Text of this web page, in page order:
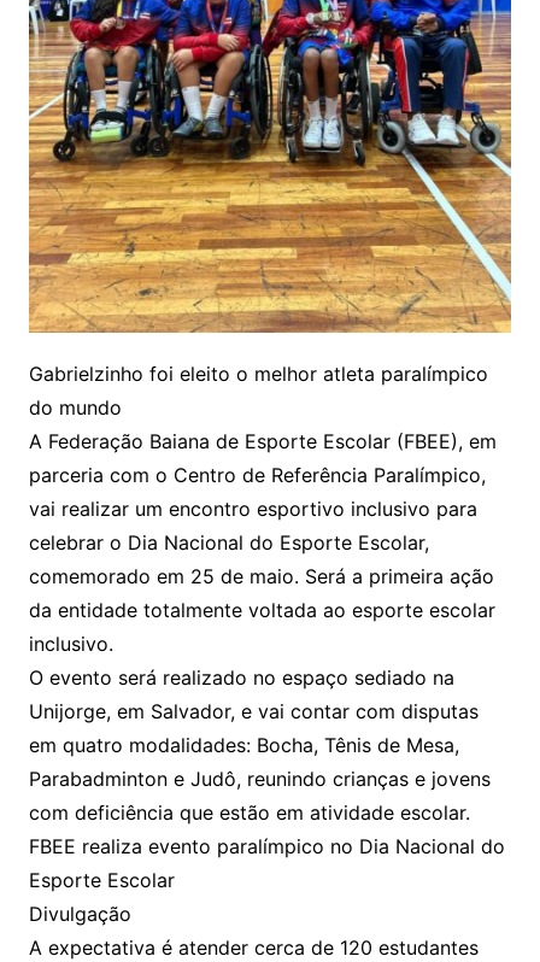
Gabrielzinho foi eleito o melhor atleta paralímpico
do mundo
A Federação Baiana de Esporte Escolar (FBEE), em
parceria com o Centro de Referência Paralímpico,
vai realizar um encontro esportivo inclusivo para
celebrar o Dia Nacional do Esporte Escolar,
comemorado em 25 de maio. Será a primeira ação
da entidade totalmente voltada ao esporte escolar
inclusivo.
O evento será realizado no espaço sediado na
Unijorge, em Salvador, e vai contar com disputas
em quatro modalidades: Bocha, Tênis de Mesa,
Parabadminton e Judô, reunindo crianças e jovens
com deficiência que estão em atividade escolar.
FBEE realiza evento paralímpico no Dia Nacional do
Esporte Escolar
Divulgação
A expectativa é atender cerca de 120 estudantes